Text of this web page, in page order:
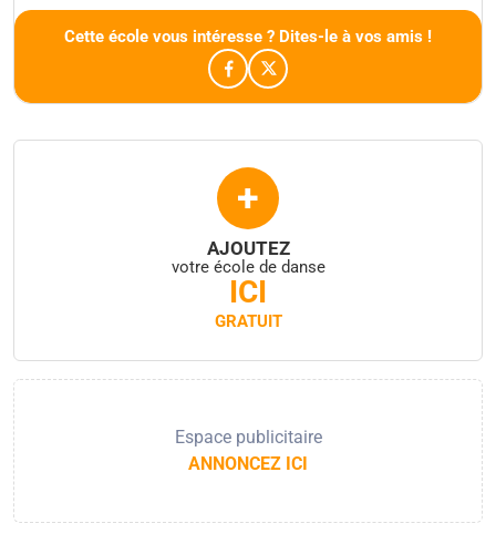
Cette école vous intéresse ? Dites-le à vos amis !
+
AJOUTEZ
votre école de danse
ICI
GRATUIT
Espace publicitaire
ANNONCEZ ICI